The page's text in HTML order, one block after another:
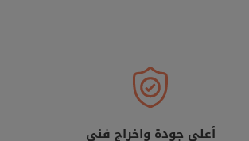
أعلى جودة واخراج فني